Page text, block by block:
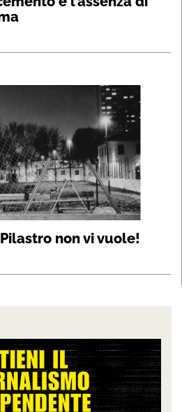
non vi vuole!